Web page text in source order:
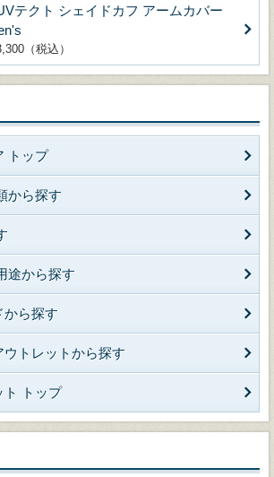
テクト シェイドカフ アームカバー
（税込）
トップ
から探す
途から探す
から探す
トレットから探す
ト トップ